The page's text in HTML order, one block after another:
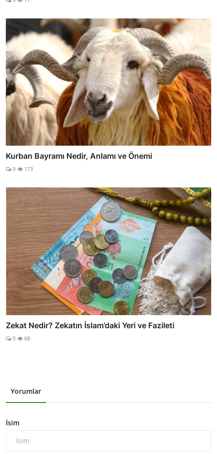
Kurban Bayramı Nedir, Anlamı ve Önemi
0 173
Zekat Nedir? Zekatın İslam’daki Yeri ve Fazileti
0 68
Yorumlar
İsim